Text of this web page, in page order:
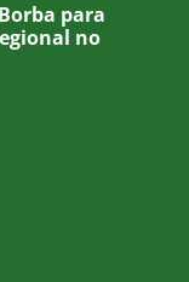
para
no